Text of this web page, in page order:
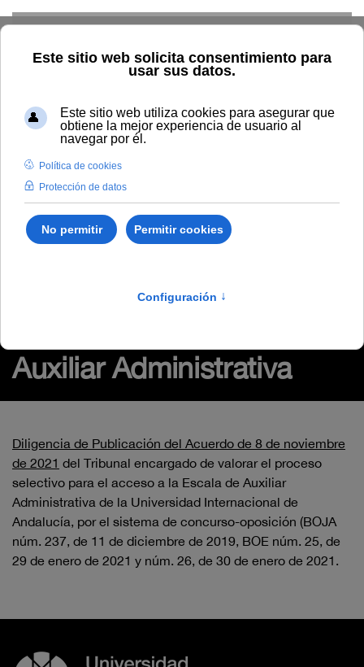
Inicio Tablón de anuncios de RRHH
Diligencia del Tribunal
encargado de valorar el proceso selectivo para el acceso a la
Diligencia del Tribunal
proceso selectivo para el
Auxiliar Administrativa
Diligencia de Publicación del Acuerdo de 8 de noviembre
de 2021 del Tribunal encargado de valorar el proceso
selectivo para el acceso a la Escala de Auxiliar
Administrativa de la Universidad Internacional de
Andalucía, por el sistema de concurso-oposición (BOJA
núm. 237, de 11 de diciembre de 2019, BOE núm. 25, de
29 de enero de 2021 y núm. 26, de 30 de enero de 2021.